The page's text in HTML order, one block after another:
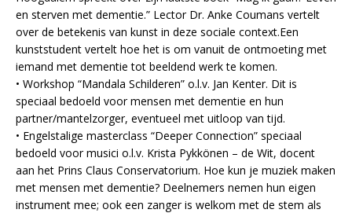
en sterven met dementie.” Lector Dr. Anke Coumans vertelt
over de betekenis van kunst in deze sociale context.Een
kunststudent vertelt hoe het is om vanuit de ontmoeting met
iemand met dementie tot beeldend werk te komen.
• Workshop “Mandala Schilderen” o.l.v. Jan Kenter. Dit is
speciaal bedoeld voor mensen met dementie en hun
partner/mantelzorger, eventueel met uitloop van tijd.
• Engelstalige masterclass “Deeper Connection” speciaal
bedoeld voor musici o.l.v. Krista Pykkönen – de Wit, docent
aan het Prins Claus Conservatorium. Hoe kun je muziek maken
met mensen met dementie? Deelnemers nemen hun eigen
instrument mee; ook een zanger is welkom met de stem als